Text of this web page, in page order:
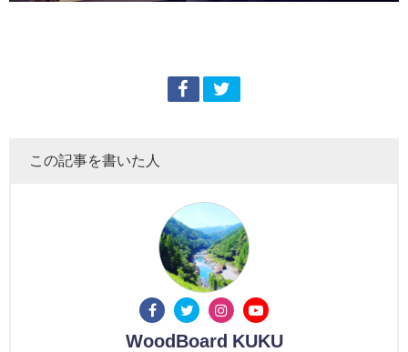
この記事を書いた人
WoodBoard KUKU